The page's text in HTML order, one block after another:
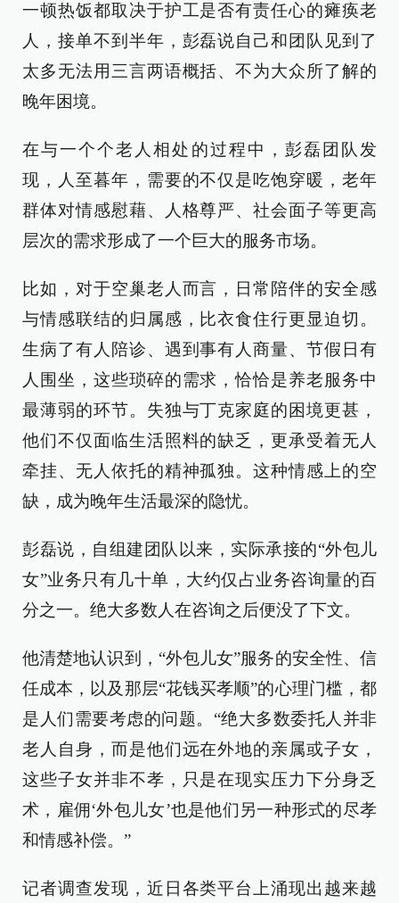
一顿热饭都取决于护工是否有责任心的瘫痪老
人，接单不到半年，彭磊说自己和团队见到了
太多无法用三言两语概括、不为大众所了解的
晚年困境。
在与一个个老人相处的过程中，彭磊团队发
现，人至暮年，需要的不仅是吃饱穿暖，老年
群体对情感慰藉、人格尊严、社会面子等更高
层次的需求形成了一个巨大的服务市场。
比如，对于空巢老人而言，日常陪伴的安全感
与情感联结的归属感，比衣食住行更显迫切。
生病了有人陪诊、遇到事有人商量、节假日有
人围坐，这些琐碎的需求，恰恰是养老服务中
最薄弱的环节。失独与丁克家庭的困境更甚，
他们不仅面临生活照料的缺乏，更承受着无人
牵挂、无人依托的精神孤独。这种情感上的空
缺，成为晚年生活最深的隐忧。
彭磊说，自组建团队以来，实际承接的“外包儿
女”业务只有几十单，大约仅占业务咨询量的百
分之一。绝大多数人在咨询之后便没了下文。
他清楚地认识到，“外包儿女”服务的安全性、信
任成本，以及那层“花钱买孝顺”的心理门槛，都
是人们需要考虑的问题。“绝大多数委托人并非
老人自身，而是他们远在外地的亲属或子女，
这些子女并非不孝，只是在现实压力下分身乏
术，雇佣‘外包儿女’也是他们另一种形式的尽孝
和情感补偿。”
记者调查发现，近日各类平台上涌现出越来越